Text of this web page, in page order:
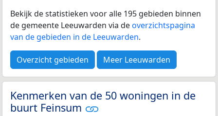
Bekijk de statistieken voor alle 195 gebieden binnen
de gemeente Leeuwarden via deoverzichtspagina
van de gebieden in de Leeuwarden.
Overzicht gebieden Meer Leeuwarden
Kenmerken van de 50 woningen in de
buurt Feinsum